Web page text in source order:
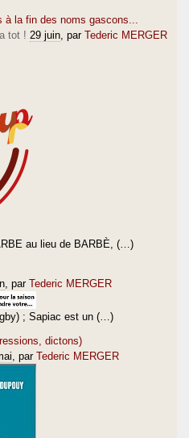
la fin des noms gascons...
tot ! 29 juin , par Tederic MERGER
au lieu de BARBÈ, (…)
, par Tederic MERGER
; Sapiac est un (…)
dictons)
, par Tederic MERGER